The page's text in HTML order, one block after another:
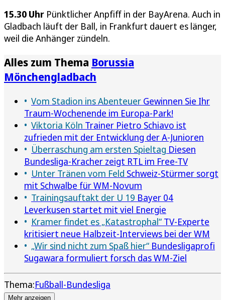
15.30 Uhr Pünktlicher Anpfiff in der BayArena. Auch in
Gladbach läuft der Ball, in Frankfurt dauert es länger,
weil die Anhänger zündeln.
Alles zum Thema Borussia
Mönchengladbach
Vom Stadion ins Abenteuer Gewinnen Sie Ihr
Traum-Wochenende im Europa-Park!
Viktoria Köln Trainer Pietro Schiavo ist
zufrieden mit der Entwicklung der A-Junioren
Überraschung am ersten Spieltag Diesen
Bundesliga-Kracher zeigt RTL im Free-TV
Unter Tränen vom Feld Schweiz-Stürmer sorgt
mit Schwalbe für WM-Novum
Trainingsauftakt der U 19 Bayer 04
Leverkusen startet mit viel Energie
Kramer findet es „Katastrophal“ TV-Experte
kritisiert neue Halbzeit-Interviews bei der WM
„Wir sind nicht zum Spaß hier“ Bundesligaprofi
Sugawara formuliert forsch das WM-Ziel
Thema:Fußball-Bundesliga
Mehr anzeigen